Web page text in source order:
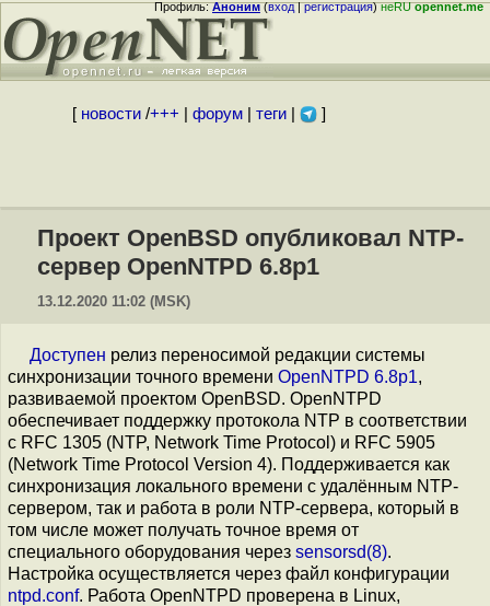
Профиль:Аноним(вход|регистрация)неRUopennet.me
[ новости/+++ форум| теги| ]
Проект OpenBSD опубликовал NTP-
сервер OpenNTPD 6.8p1
13.12.2020 11:02 (MSK)
Доступен релиз переносимой редакции системы
синхронизации точного времени OpenNTPD 6.8p1,
развиваемой проектом OpenBSD. OpenNTPD
обеспечивает поддержку протокола NTP в соответствии
с RFC 1305 (NTP, Network Time Protocol) и RFC 5905
(Network Time Protocol Version 4). Поддерживается как
синхронизация локального времени с удалённым NTP-
сервером, так и работа в роли NTP-сервера, который в
том числе может получать точное время от
специального оборудования через sensorsd(8).
Настройка осуществляется через файл конфигурации
ntpd.conf. Работа OpenNTPD проверена в Linux,